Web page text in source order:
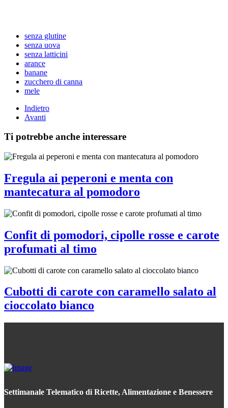
senza glutine
senza uova
senza latticini
arance
banane
zucchero di canna
mele
Indietro
Avanti
Ti potrebbe anche interessare
Fregula ai peperoni e menta con
mantecatura al pomodoro
Confit di pomodori, cipolle rosse e carote
profumati al timo
Cubotti di carote con caramello salato al
cioccolato bianco
Settimanale Telematico di Ricette, Alimentazione e Benessere